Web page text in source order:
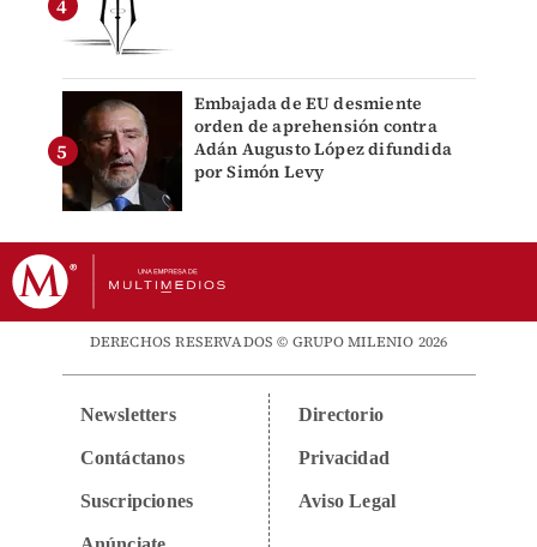
Embajada de EU desmiente
orden de aprehensión contra
Adán Augusto López difundida
por Simón Levy
DERECHOS RESERVADOS © GRUPO MILENIO 2026
Newsletters
Contáctanos
Suscripciones
Directorio
Privacidad
Aviso Legal